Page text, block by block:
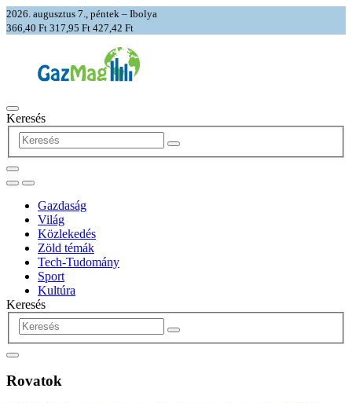
2026. augusztus 7., péntek – Ibolya
366,40 Ft 317,95 Ft 427,42 Ft
Keresés
Gazdaság
Világ
Közlekedés
Zöld témák
Tech-Tudomány
Sport
Kultúra
Keresés
Rovatok